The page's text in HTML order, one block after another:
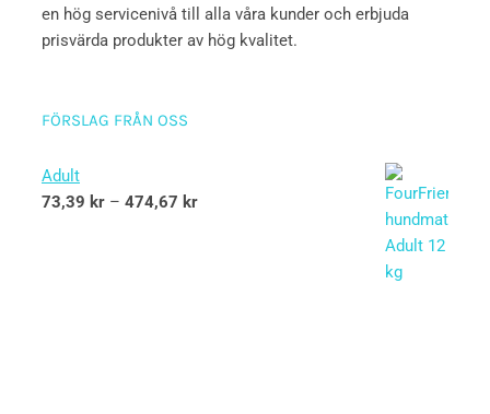
en hög servicenivå till alla våra kunder och erbjuda
prisvärda produkter av hög kvalitet.
FÖRSLAG FRÅN OSS
Adult
73,39 kr – 474,67 kr